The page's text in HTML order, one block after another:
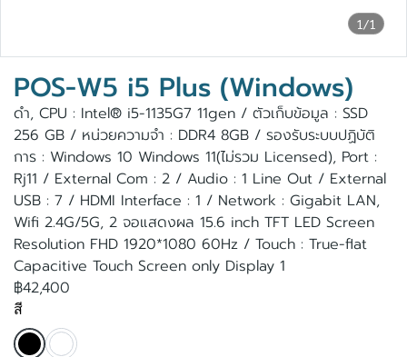
1/1
POS-W5 i5 Plus (Windows)
ดำ, CPU : Intel® i5-1135G7 11gen / ตัวเก็บข้อมูล : SSD
256 GB / หน่วยความจำ : DDR4 8GB / รองรับระบบปฏิบัติ
การ : Windows 10 Windows 11(ไม่รวม Licensed), Port :
Rj11 / External Com : 2 / Audio : 1 Line Out / External
USB : 7 / HDMI Interface : 1 / Network : Gigabit LAN,
Wifi 2.4G/5G, 2 จอแสดงผล 15.6 inch TFT LED Screen
Resolution FHD 1920*1080 60Hz / Touch : True-flat
Capacitive Touch Screen only Display 1
฿42,400
สี